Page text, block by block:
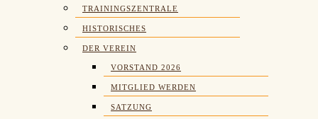
TRAININGSZENTRALE
HISTORISCHES
DER VEREIN
VORSTAND 2026
MITGLIED WERDEN
SATZUNG